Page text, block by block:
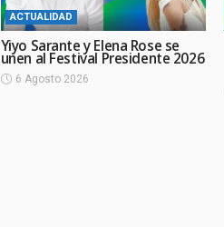
ACTUALIDAD
Yiyo Sarante y Elena Rose se
unen al Festival Presidente 2026
6 Agosto 2026